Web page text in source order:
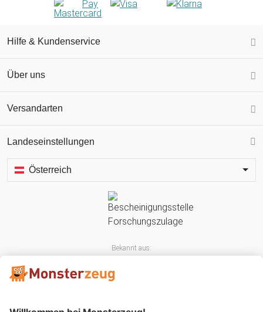
Hilfe & Kundenservice
Über uns
Versandarten
Landeseinstellungen
Österreich
Bekannt aus: